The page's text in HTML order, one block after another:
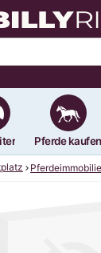
Pferde kaufen